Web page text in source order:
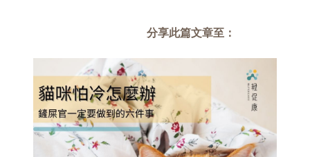
分享此篇文章至：